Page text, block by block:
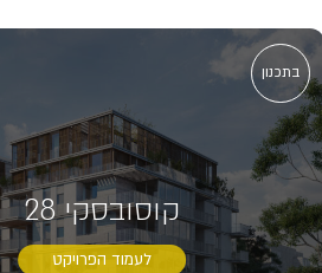
בתכנון
קוסובסקי 28
לעמוד הפרויקט